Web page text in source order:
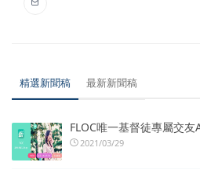
精選新聞稿 最新新聞稿
FLOC唯一基督徒專屬交
2021/03/29